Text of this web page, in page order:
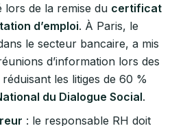
lors de la remise du certificat
d’emploi. À Paris, le
le secteur bancaire, a mis
d’information lors des
les litiges de 60 %
du Dialogue Social.
: le responsable RH doit